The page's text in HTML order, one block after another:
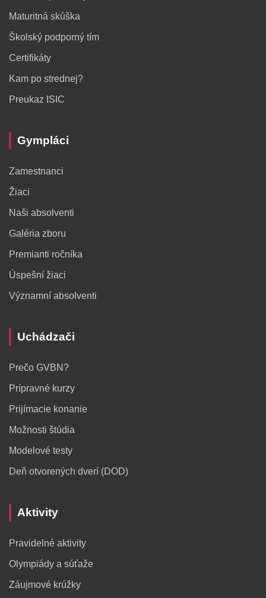
Maturitná skúška
Školský podporný tím
Certifikáty
Kam po strednej?
Preukaz ISIC
Gympláci
Zamestnanci
Žiaci
Naši absolventi
Galéria zboru
Premianti ročníka
Úspešní žiaci
Významní absolventi
Uchádzači
Prečo GVBN?
Prípravné kurzy
Prijímacie konanie
Možnosti štúdia
Modelové testy
Deň otvorených dverí (DOD)
Aktivity
Pravidelné aktivity
Olympiády a súťaže
Záujmové krúžky